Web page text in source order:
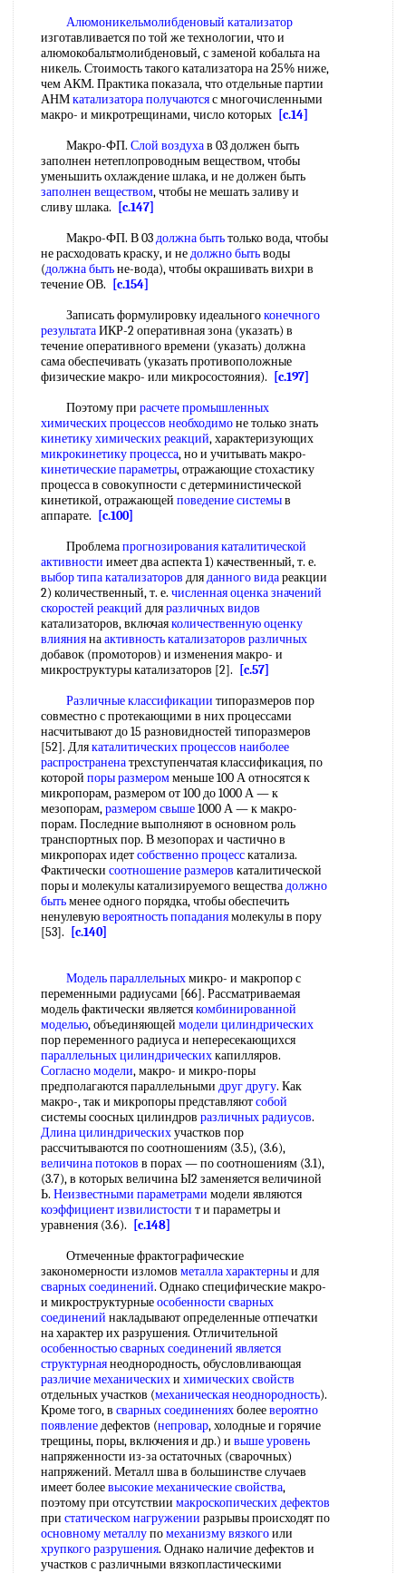
Алюмоникельмолибденовый катализатор
изготавливается по той же технологии, что и
алюмокобальтмолибденовый, с заменой кобальта на
никель. Стоимость такого катализатора на 25% ниже,
чем АКМ. Практика показала, что отдельные партии
АНМкатализатора получаютсяс многочисленными
макро- и микротрещинами, число которых [c.14]
Макро-ФП. Слой воздухав 03 должен быть
заполнен нетеплопроводным веществом, чтобы
уменьшить охлаждение шлака, и не должен быть
заполнен веществом, чтобы не мешать заливу и
сливу шлака.
[c.147]
Макро-ФП. В 03должна бытьтолько вода, чтобы
не расходовать краску, и недолжно бытьводы
(должна бытьне-вода), чтобы окрашивать вихри в
течение ОВ.
[c.154]
Записать формулировку идеальногоконечного
результатаИКР-2 оперативная зона (указать) в
течение оперативного времени (указать) должна
сама обеспечивать (указать противоположные
физические макро- или микросостояния).
[c.197]
Поэтому при расчете промышленных
химическихпроцессов необходимоне только знать
кинетику химических реакций, характеризующих
микрокинетику процесса, но и учитывать макро-
кинетические параметры, отражающие стохастику
процесса в совокупности с детерминистической
кинетикой, отражающей поведение системыв
аппарате.
[c.100]
Проблемапрогнозирования каталитической
активности имеет два аспекта 1) качественный, т. е.
выбор типа катализаторов дляданного видареакции
2) количественный, т. е. численная оценказначений
скоростей реакций дляразличных видов
катализаторов, включаяколичественную оценку
влияниянаактивность катализаторов различных
добавок (промоторов) и изменения макро- и
микроструктуры катализаторов [2].
[c.57]
Различные классификации типоразмеров пор
совместно с протекающими в них процессами
насчитывают до 15 разновидностей типоразмеров
[52]. Длякаталитических процессов наиболее
распространенатрехступенчатая классификация, по
которой поры размеромменьше 100 А относятся к
микропорам, размером от 100 до 1000 А — к
мезопорам,размером свыше1000 А — к макро-
порам. Последние выполняют в основном роль
транспортных пор. В мезопорах и частично в
микропорах идетсобственно процесскатализа.
Фактически соотношение размеров каталитической
поры и молекулы катализируемого веществадолжно
бытьменее одного порядка, чтобы обеспечить
ненулевуювероятность попаданиямолекулы в пору
[53].
[c.140]
Модель параллельныхмикро- и макропор с
переменными радиусами [66]. Рассматриваемая
модель фактически являетсякомбинированной
моделью, объединяющей модели цилиндрических
пор переменного радиуса и непересекающихся
параллельных цилиндрическихкапилляров.
Согласно модели, макро- и микро-поры
предполагаются параллельными друг другу. Как
макро-, так и микропоры представляютсобой
системы соосных цилиндров различных радиусов.
Длина цилиндрическихучастков пор
рассчитываются по соотношениям (3.5), (3.6),
величина потоков в порах — по соотношениям (3.1),
(3.7), в которых величина Ы2 заменяется величиной
Ь. Неизвестными параметрами модели являются
коэффициент извилистости т и параметры и
уравнения (3.6).
[c.148]
Отмеченные фрактографические
закономерности изломов металла характерныи для
сварных соединений. Однако специфические макро-
и микроструктурныеособенности сварных
соединений накладывают определенные отпечатки
на характер их разрушения. Отличительной
особенностью сварных соединений является
структурнаянеоднородность, обусловливающая
различие механическихи химических свойств
отдельных участков (механическая неоднородность).
Кроме того, в сварных соединенияхболеевероятно
появлениедефектов (непровар, холодные и горячие
трещины, поры, включения и др.) и выше уровень
напряженности из-за остаточных (сварочных)
напряжений. Металл шва в большинстве случаев
имеет болеевысокие механические свойства,
поэтому при отсутствии макроскопических дефектов
при статическом нагружении разрывы происходят по
основному металлупомеханизму вязкогоили
хрупкого разрушения. Однако наличие дефектов и
участков с различными вязкопластическими